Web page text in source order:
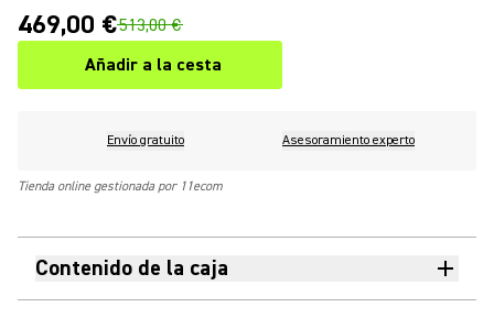
469,00 €513,00 €
Añadir a la cesta
Envío gratuito Asesoramiento experto
Tienda online gestionada por 11ecom
Contenido de la caja